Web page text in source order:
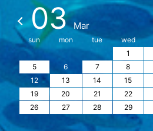
03 Mar
sun mon tue wed
1
5
6 7 8
12
13 14 15
19
20 21 22
26
27 28 29